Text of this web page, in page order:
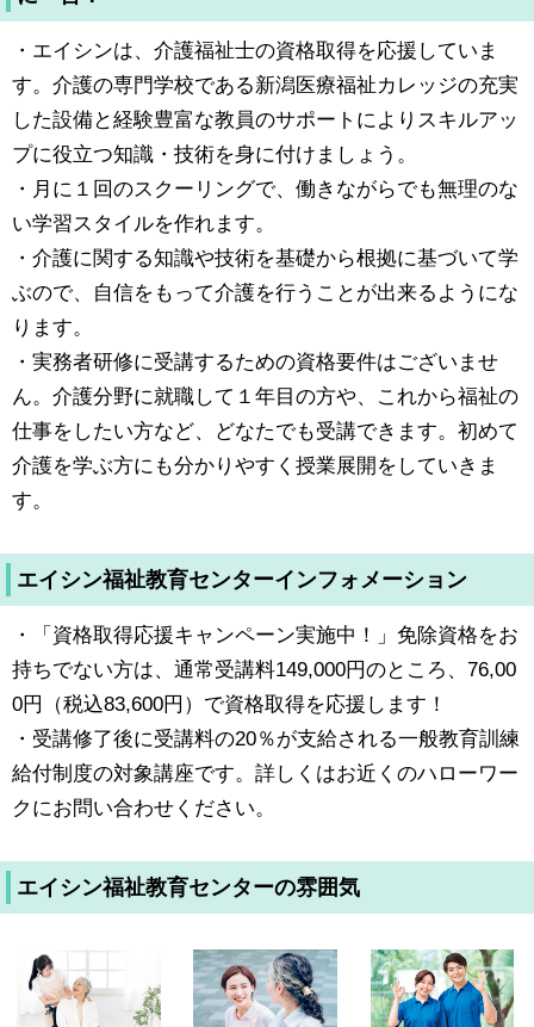
・エイシンは、介護福祉士の資格取得を応援していま
す。介護の専門学校である新潟医療福祉カレッジの充実
した設備と経験豊富な教員のサポートによりスキルアッ
プに役立つ知識・技術を身に付けましょう。
・月に１回のスクーリングで、働きながらでも無理のな
い学習スタイルを作れます。
・介護に関する知識や技術を基礎から根拠に基づいて学
ぶので、自信をもって介護を行うことが出来るようにな
ります。
・実務者研修に受講するための資格要件はございませ
ん。介護分野に就職して１年目の方や、これから福祉の
仕事をしたい方など、どなたでも受講できます。初めて
介護を学ぶ方にも分かりやすく授業展開をしていきま
す。
エイシン福祉教育センターインフォメーション
・「資格取得応援キャンペーン実施中！」免除資格をお
持ちでない方は、通常受講料149,000円のところ、76,00
0円（税込83,600円）で資格取得を応援します！
・受講修了後に受講料の20％が支給される一般教育訓練
給付制度の対象講座です。詳しくはお近くのハローワー
クにお問い合わせください。
エイシン福祉教育センターの雰囲気